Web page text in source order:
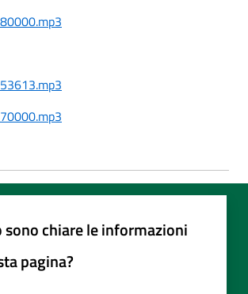
sono chiare le informazioni
pagina?